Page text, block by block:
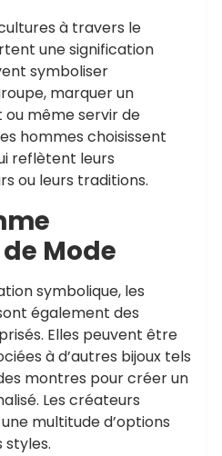
à travers le
une signification
symboliser
marquer un
même servir de
hommes choisissent
reflètent leurs
ou leurs traditions.
Mode
symbolique, les
également des
Elles peuvent être
à d’autres bijoux tels
montres pour créer un
Les créateurs
multitude d’options
styles.